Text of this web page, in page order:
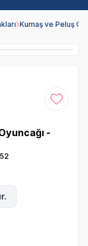
Kumaş ve Peluş
Favoriye
-